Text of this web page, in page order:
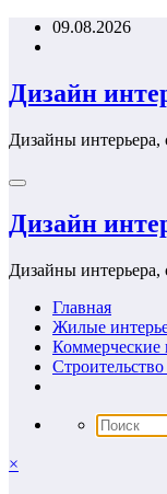
Перейти09.08.2026
Дизайн
Дизайны интерьера,
Дизайн
Дизайны интерьера,
Главная
Жилые
Коммерческие
×